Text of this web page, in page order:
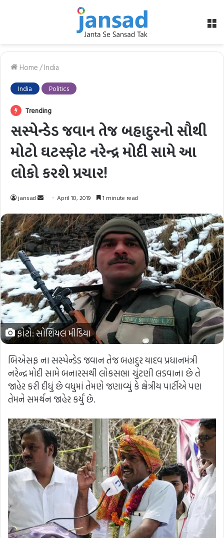
Home/India
India Politics
Trending
સસ્પેન્ડેડ જવાન તેજ બહાદુરનો સૌથી
મોટો ઘટસ્ફોટ નરેન્દ્ર મોદી સામે આ
લોકો કરશે પ્રચાર!
jansad
Send
email
April 10, 2019 1 minute read
ફોટો: સોશિયલ મીડિયા
બિએસફ ના સસ્પેન્ડેડ જવાન તેજ બહાદુર યાદવ પ્રધાનમંત્રી
નરેન્દ્ર મોદી સામે બનારસથી લોકસભા ચુંટણી લડવાના છે તે
જાહેર કરી દીધું છે વધુમાં તેમણે જણાવ્યું કે ક્ષેત્રીય પાર્ટીએ પણ
તેમને સમર્થન જાહેર કર્યું છે.